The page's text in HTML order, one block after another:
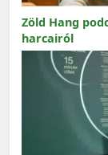
Zöld Hang
harcairól